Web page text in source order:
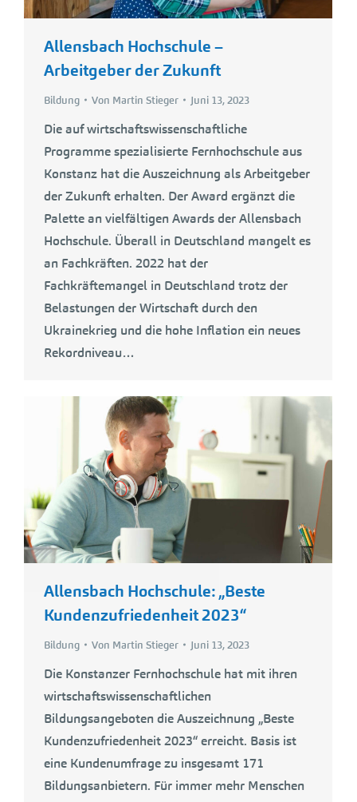
Allensbach Hochschule –
Arbeitgeber der Zukunft
Bildung Von Martin Stieger Juni 13, 2023
Die auf wirtschaftswissenschaftliche
Programme spezialisierte Fernhochschule aus
Konstanz hat die Auszeichnung als Arbeitgeber
der Zukunft erhalten. Der Award ergänzt die
Palette an vielfältigen Awards der Allensbach
Hochschule. Überall in Deutschland mangelt es
an Fachkräften. 2022 hat der
Fachkräftemangel in Deutschland trotz der
Belastungen der Wirtschaft durch den
Ukrainekrieg und die hohe Inflation ein neues
Rekordniveau…
Allensbach Hochschule: „Beste
Kundenzufriedenheit 2023“
Bildung Von Martin Stieger Juni 13, 2023
Die Konstanzer Fernhochschule hat mit ihren
wirtschaftswissenschaftlichen
Bildungsangeboten die Auszeichnung „Beste
Kundenzufriedenheit 2023“ erreicht. Basis ist
eine Kundenumfrage zu insgesamt 171
Bildungsanbietern. Für immer mehr Menschen